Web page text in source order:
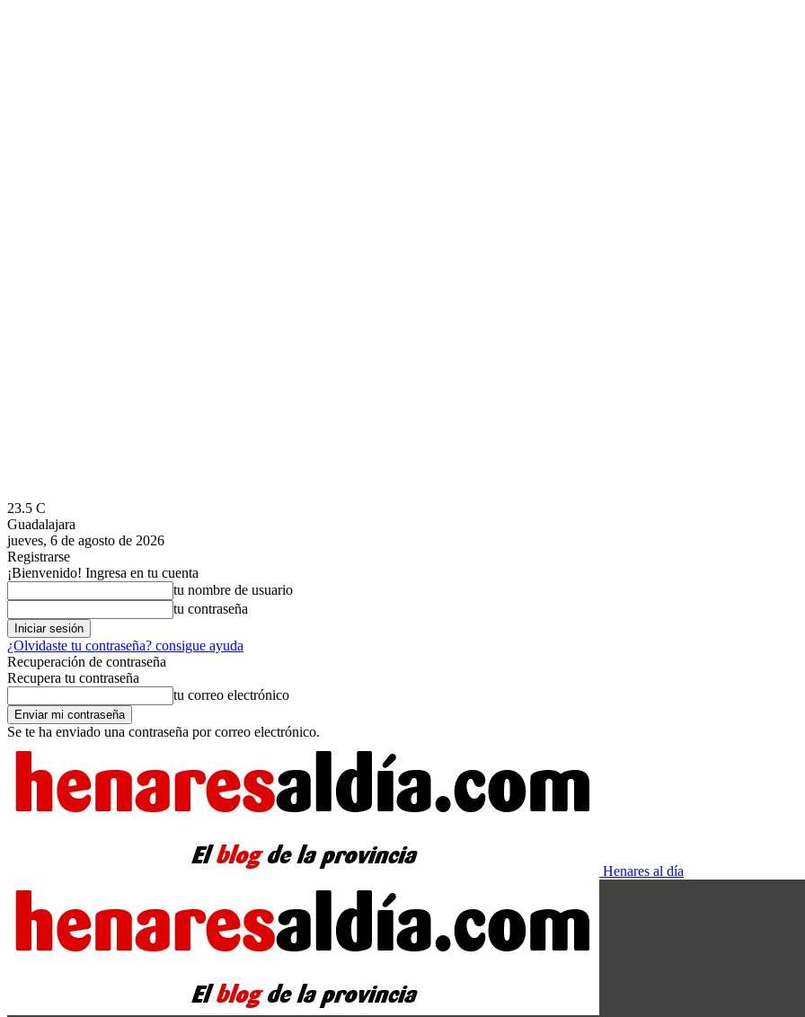
23.5 C
Guadalajara
jueves, 6 de agosto de 2026
Registrarse
¡Bienvenido! Ingresa en tu cuenta
tu nombre de usuario
tu contraseña
¿Olvidaste tu contraseña? consigue ayuda
Recuperación de contraseña
Recupera tu contraseña
tu correo electrónico
Se te ha enviado una contraseña por correo electrónico.
Henares al día